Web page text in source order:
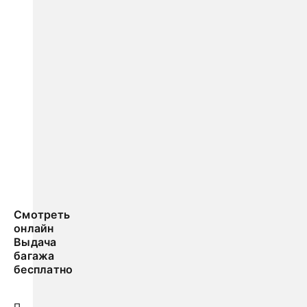
Смотреть
онлайн
Выдача
багажа
бесплатно